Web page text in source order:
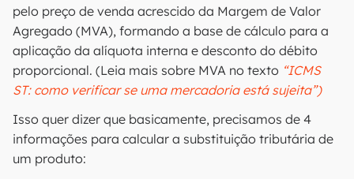
pelo preço de venda acrescido da Margem de Valor
Agregado (MVA), formando a base de cálculo para a
aplicação da alíquota interna e desconto do débito
proporcional. (Leia mais sobre MVA no texto “ICMS
ST: como verificar se uma mercadoria está sujeita”)
Isso quer dizer que basicamente, precisamos de 4
informações para calcular a substituição tributária de
um produto: